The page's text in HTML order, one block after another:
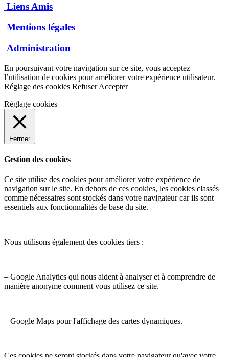
Liens Amis
Mentions légales
Administration
En poursuivant votre navigation sur ce site, vous acceptez
l’utilisation de cookies pour améliorer votre expérience utilisateur.
Réglage des cookies Refuser Accepter
Réglage cookies
Fermer
Gestion des cookies
Ce site utilise des cookies pour améliorer votre expérience de
navigation sur le site. En dehors de ces cookies, les cookies classés
comme nécessaires sont stockés dans votre navigateur car ils sont
essentiels aux fonctionnalités de base du site.
Nous utilisons également des cookies tiers :
– Google Analytics qui nous aident à analyser et à comprendre de
manière anonyme comment vous utilisez ce site.
– Google Maps pour l'affichage des cartes dynamiques.